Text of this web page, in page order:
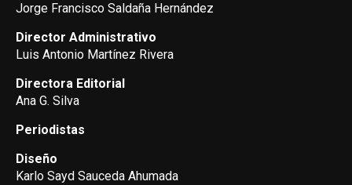
Jorge Francisco Saldaña Hernández
Director Administrativo
Luis Antonio Martínez Rivera
Directora Editorial
Ana G. Silva
Periodistas
Diseño
Karlo Sayd Sauceda Ahumada